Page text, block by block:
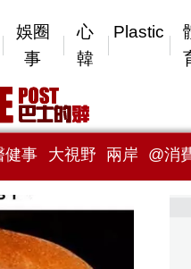
娛圈
事
心
韓
Plastic
健事 大視野 兩岸 @消